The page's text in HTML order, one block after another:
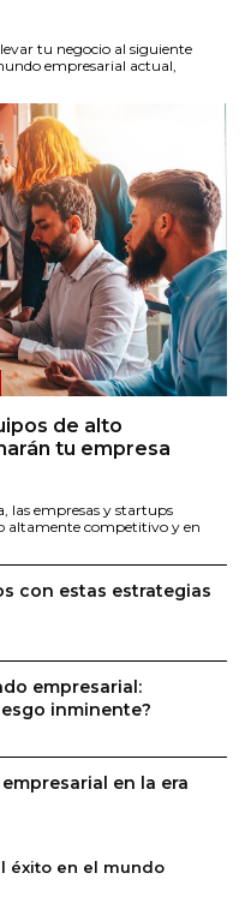
tu negocio al siguiente
empresarial actual,
de alto
tu empresa
las empresas y startups
altamente competitivo y en
con estas estrategias
empresarial:
inminente?
en la era
éxito en el mundo